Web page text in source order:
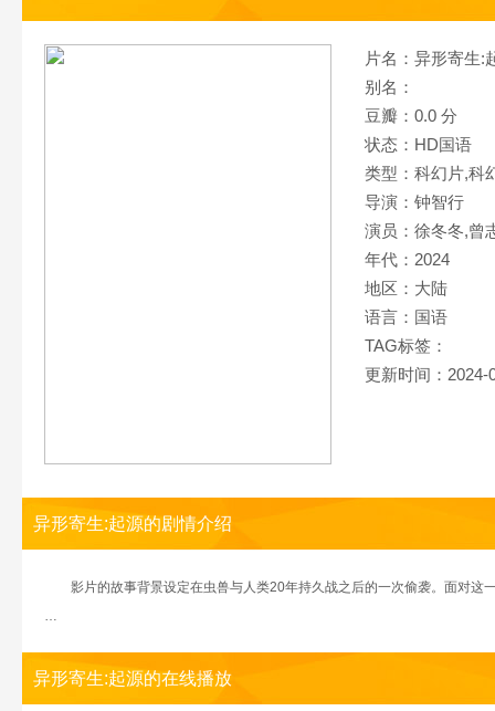
片名：异形寄生:
别名：
豆瓣：0.0 分
状态：HD国语
类型：科幻片,科
导演：钟智行
演员：徐冬冬,曾
年代：2024
地区：大陆
语言：国语
TAG标签：
更新时间：2024-
异形寄生:起源的剧情介绍
影片的故事背景设定在虫兽与人类20年持久战之后的一次偷袭。面对这
…
异形寄生:起源的在线播放